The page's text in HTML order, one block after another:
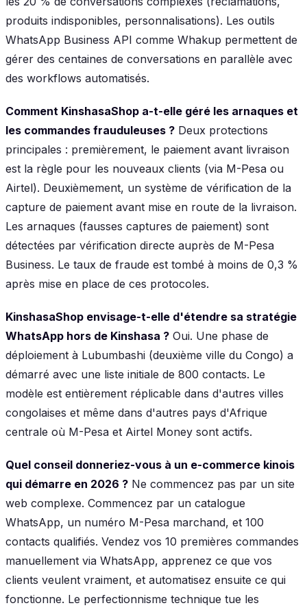
produits indisponibles, personnalisations). Les outils
WhatsApp Business API comme Whakup permettent de
gérer des centaines de conversations en parallèle avec
des workflows automatisés.
Comment KinshasaShop a-t-elle géré les arnaques et
les commandes frauduleuses ? Deux protections
principales : premièrement, le paiement avant livraison
est la règle pour les nouveaux clients (via M-Pesa ou
Airtel). Deuxièmement, un système de vérification de la
capture de paiement avant mise en route de la livraison.
Les arnaques (fausses captures de paiement) sont
détectées par vérification directe auprès de M-Pesa
Business. Le taux de fraude est tombé à moins de 0,3 %
après mise en place de ces protocoles.
KinshasaShop envisage-t-elle d'étendre sa stratégie
WhatsApp hors de Kinshasa ? Oui. Une phase de
déploiement à Lubumbashi (deuxième ville du Congo) a
démarré avec une liste initiale de 800 contacts. Le
modèle est entièrement réplicable dans d'autres villes
congolaises et même dans d'autres pays d'Afrique
centrale où M-Pesa et Airtel Money sont actifs.
Quel conseil donneriez-vous à un e-commerce kinois
qui démarre en 2026 ? Ne commencez pas par un site
web complexe. Commencez par un catalogue
WhatsApp, un numéro M-Pesa marchand, et 100
contacts qualifiés. Vendez vos 10 premières commandes
manuellement via WhatsApp, apprenez ce que vos
clients veulent vraiment, et automatisez ensuite ce qui
fonctionne. Le perfectionnisme technique tue les